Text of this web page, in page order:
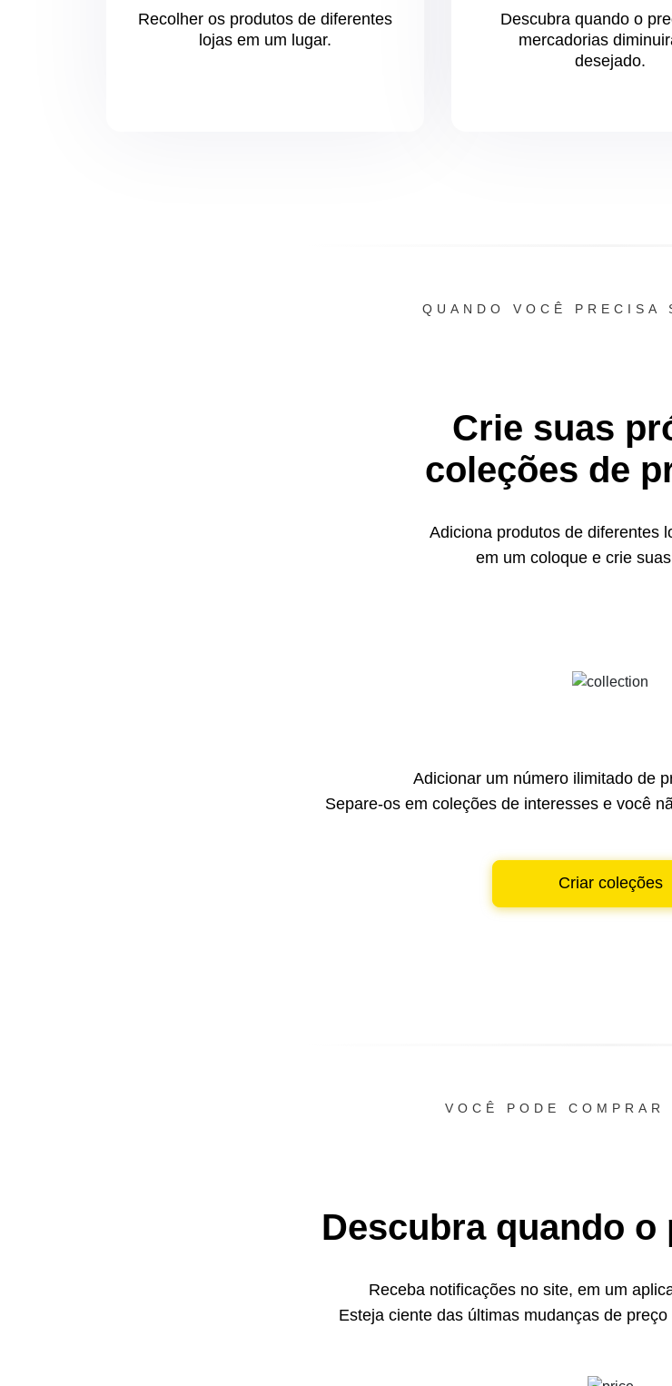
Recolher os produtos de diferentes
lojas em um lugar.
Descubra quando o
mercadorias
desejado.
QUANDO VOCÊ PRECISA
Crie suas
coleções de
Adiciona produtos de diferentes
em um coloque e crie
Adicionar um número ilimitado de
Separe-os em coleções de interesses e você
Criar coleções
VOCÊ PODE COMPRAR
Descubra quando o
Receba notificações no site, em um
Esteja ciente das últimas mudanças de